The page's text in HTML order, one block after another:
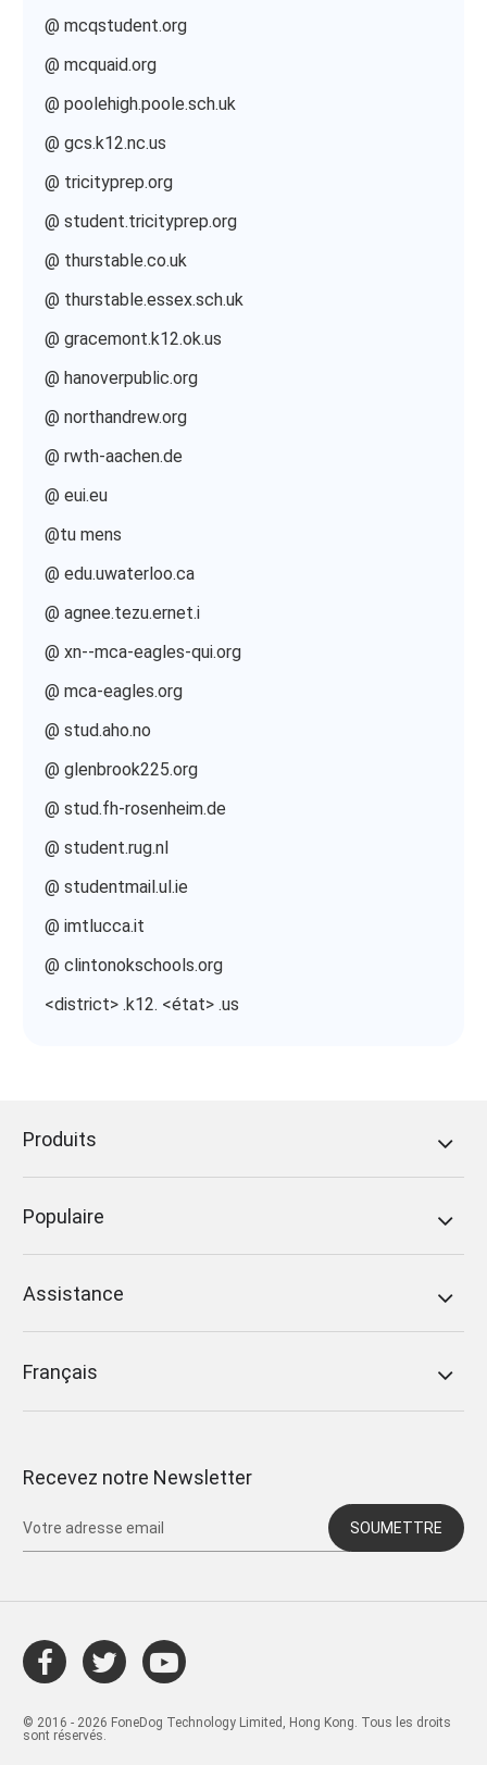
@ mcqstudent.org
@ mcquaid.org
@ poolehigh.poole.sch.uk
@ gcs.k12.nc.us
@ tricityprep.org
@ student.tricityprep.org
@ thurstable.co.uk
@ thurstable.essex.sch.uk
@ gracemont.k12.ok.us
@ hanoverpublic.org
@ northandrew.org
@ rwth-aachen.de
@ eui.eu
@tu mens
@ edu.uwaterloo.ca
@ agnee.tezu.ernet.i
@ xn--mca-eagles-qui.org
@ mca-eagles.org
@ stud.aho.no
@ glenbrook225.org
@ stud.fh-rosenheim.de
@ student.rug.nl
@ studentmail.ul.ie
@ imtlucca.it
@ clintonokschools.org
<district> .k12. <état> .us
Produits
Populaire
Assistance
Français
Recevez notre Newsletter
SOUMETTRE
© 2016 - 2026 FoneDog Technology Limited, Hong Kong. Tous les droits
sont réservés.